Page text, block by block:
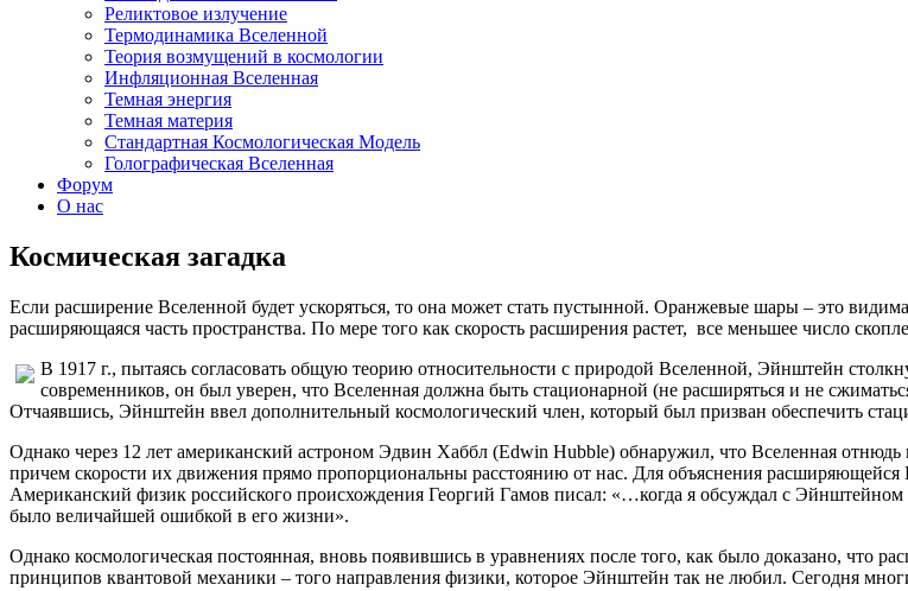
Реликтовое излучение
Термодинамика Вселенной
Теория возмущений в космологии
Инфляционная Вселенная
Темная энергия
Темная материя
Стандартная Космологическая Модель
Голографическая Вселенная
Форум
О нас
Космическая загадка
Если расширение Вселенной будет ускоряться, то она может стать пустынной. Оранжевые шары – это
расширяющаяся часть пространства. По мере того как скорость расширения растет, все меньшее число
В 1917 г., пытаясь согласовать общую теорию относительности с природой Вселенной, Эйнштейн
современников, он был уверен, что Вселенная должна быть стационарной (не расширяться и не
Отчаявшись, Эйнштейн ввел дополнительный космологический член, который был призван обеспечить
Однако через 12 лет американский астроном Эдвин Хаббл (Edwin Hubble) обнаружил, что Вселенная
причем скорости их движения прямо пропорциональны расстоянию от нас. Для объяснения
Американский физик российского происхождения Георгий Гамов писал: «…когда я обсуждал с Эйнштейном
было величайшей ошибкой в его жизни».
Однако космологическая постоянная, вновь появившись в уравнениях после того, как было доказано, что
принципов квантовой механики – того направления физики, которое Эйнштейн так не любил. Сегодня